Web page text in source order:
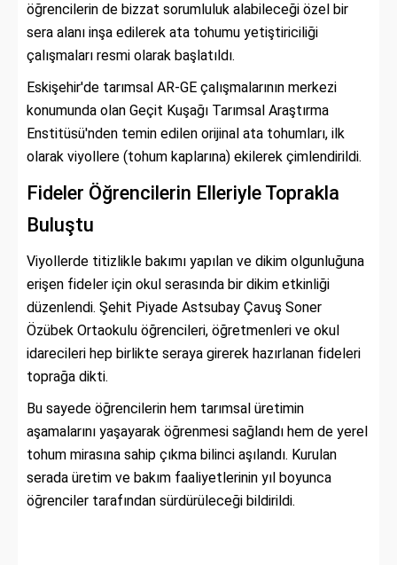
öğrencilerin de bizzat sorumluluk alabileceği özel bir
sera alanı inşa edilerek ata tohumu yetiştiriciliği
çalışmaları resmi olarak başlatıldı.
Eskişehir'de tarımsal AR-GE çalışmalarının merkezi
konumunda olan Geçit Kuşağı Tarımsal Araştırma
Enstitüsü'nden temin edilen orijinal ata tohumları, ilk
olarak viyollere (tohum kaplarına) ekilerek çimlendirildi.
Fideler Öğrencilerin Elleriyle Toprakla
Buluştu
Viyollerde titizlikle bakımı yapılan ve dikim olgunluğuna
erişen fideler için okul serasında bir dikim etkinliği
düzenlendi. Şehit Piyade Astsubay Çavuş Soner
Özübek Ortaokulu öğrencileri, öğretmenleri ve okul
idarecileri hep birlikte seraya girerek hazırlanan fideleri
toprağa dikti.
Bu sayede öğrencilerin hem tarımsal üretimin
aşamalarını yaşayarak öğrenmesi sağlandı hem de yerel
tohum mirasına sahip çıkma bilinci aşılandı. Kurulan
serada üretim ve bakım faaliyetlerinin yıl boyunca
öğrenciler tarafından sürdürüleceği bildirildi.